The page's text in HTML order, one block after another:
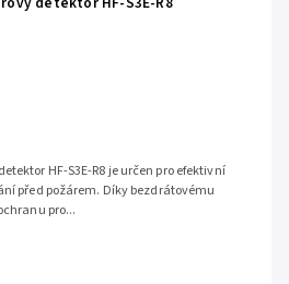
HF-S3E-R8 je určen pro efektivní
před požárem. Díky bezdrátovému
pro...